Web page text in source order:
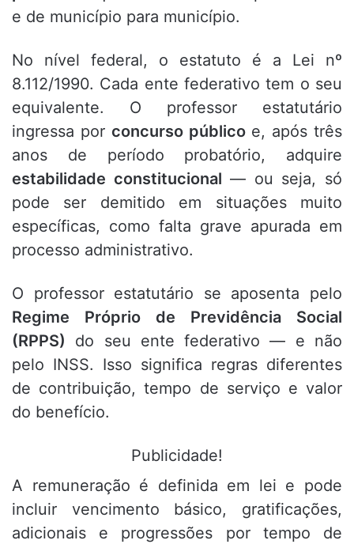
e de município para município.
No nível federal, o estatuto é a Lei nº
8.112/1990. Cada ente federativo tem o seu
equivalente. O professor estatutário
ingressa por concurso públicoe, após três
anos de período probatório, adquire
estabilidade constitucional — ou seja, só
pode ser demitido em situações muito
específicas, como falta grave apurada em
processo administrativo.
O professor estatutário se aposenta pelo
Regime Próprio de Previdência Social
(RPPS) do seu ente federativo — e não
pelo INSS. Isso significa regras diferentes
de contribuição, tempo de serviço e valor
do benefício.
Publicidade!
A remuneração é definida em lei e pode
incluir vencimento básico, gratificações,
adicionais e progressões por tempo de